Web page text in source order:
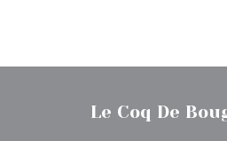
Le Coq De